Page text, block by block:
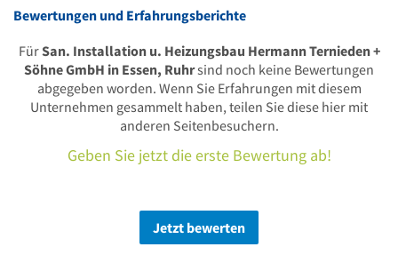
Bewertungen und Erfahrungsberichte
FürSan. Installation u. Heizungsbau Hermann Ternieden +
Söhne GmbH in Essen, Ruhrsind noch keine Bewertungen
abgegeben worden. Wenn Sie Erfahrungen mit diesem
Unternehmen gesammelt haben, teilen Sie diese hier mit
anderen Seitenbesuchern.
Geben Sie jetzt die erste Bewertung ab!
Jetzt bewerten